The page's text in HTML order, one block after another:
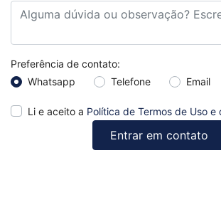
Preferência de contato:
Whatsapp
Telefone Email
Li e aceito a Política de Termos de Uso e
Entrar em contato